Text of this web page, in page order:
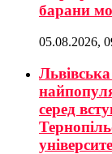
барани
05.08.2026,
серед